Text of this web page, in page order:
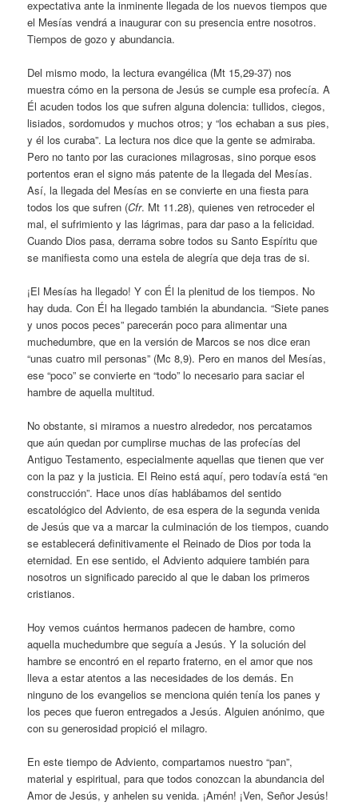
expectativa ante la inminente llegada de los nuevos tiempos que
el Mesías vendrá a inaugurar con su presencia entre nosotros.
Tiempos de gozo y abundancia.
Del mismo modo, la lectura evangélica (Mt 15,29-37) nos
muestra cómo en la persona de Jesús se cumple esa profecía. A
Él acuden todos los que sufren alguna dolencia: tullidos, ciegos,
lisiados, sordomudos y muchos otros; y “los echaban a sus pies,
y él los curaba”. La lectura nos dice que la gente se admiraba.
Pero no tanto por las curaciones milagrosas, sino porque esos
portentos eran el signo más patente de la llegada del Mesías.
Así, la llegada del Mesías en se convierte en una fiesta para
todos los que sufren (Cfr. Mt 11.28), quienes ven retroceder el
mal, el sufrimiento y las lágrimas, para dar paso a la felicidad.
Cuando Dios pasa, derrama sobre todos su Santo Espíritu que
se manifiesta como una estela de alegría que deja tras de si.
¡El Mesías ha llegado! Y con Él la plenitud de los tiempos. No
hay duda. Con Él ha llegado también la abundancia. “Siete panes
y unos pocos peces” parecerán poco para alimentar una
muchedumbre, que en la versión de Marcos se nos dice eran
“unas cuatro mil personas” (Mc 8,9). Pero en manos del Mesías,
ese “poco” se convierte en “todo” lo necesario para saciar el
hambre de aquella multitud.
No obstante, si miramos a nuestro alrededor, nos percatamos
que aún quedan por cumplirse muchas de las profecías del
Antiguo Testamento, especialmente aquellas que tienen que ver
con la paz y la justicia. El Reino está aquí, pero todavía está “en
construcción”. Hace unos días hablábamos del sentido
escatológico del Adviento, de esa espera de la segunda venida
de Jesús que va a marcar la culminación de los tiempos, cuando
se establecerá definitivamente el Reinado de Dios por toda la
eternidad. En ese sentido, el Adviento adquiere también para
nosotros un significado parecido al que le daban los primeros
cristianos.
Hoy vemos cuántos hermanos padecen de hambre, como
aquella muchedumbre que seguía a Jesús. Y la solución del
hambre se encontró en el reparto fraterno, en el amor que nos
lleva a estar atentos a las necesidades de los demás. En
ninguno de los evangelios se menciona quién tenía los panes y
los peces que fueron entregados a Jesús. Alguien anónimo, que
con su generosidad propició el milagro.
En este tiempo de Adviento, compartamos nuestro “pan”,
material y espiritual, para que todos conozcan la abundancia del
Amor de Jesús, y anhelen su venida. ¡Amén! ¡Ven, Señor Jesús!